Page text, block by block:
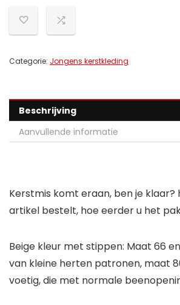
Categorie: Jongens kerstkleding
Beschrijving
Aanvullende informatie
Kerstmis komt eraan, ben je klaar?
artikel bestelt, hoe eerder u het
Beige kleur met stippen: Maat 66
van kleine herten patronen, maat
voetig, die met normale